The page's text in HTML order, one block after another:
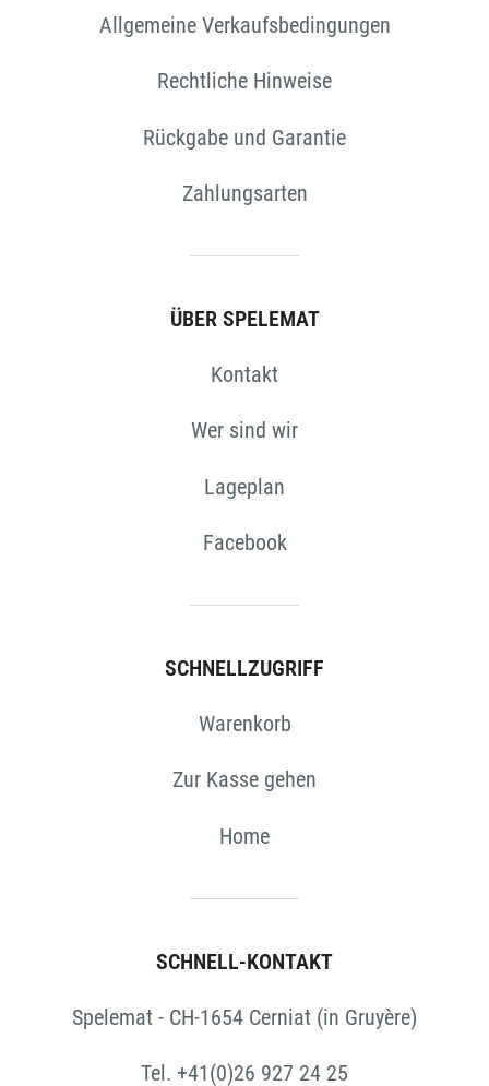
Allgemeine Verkaufsbedingungen
Rechtliche Hinweise
Rückgabe und Garantie
Zahlungsarten
ÜBER SPELEMAT
Kontakt
Wer sind wir
Lageplan
Facebook
SCHNELLZUGRIFF
Warenkorb
Zur Kasse gehen
Home
SCHNELL-KONTAKT
Spelemat - CH-1654 Cerniat (in Gruyère)
Tel. +41(0)26 927 24 25